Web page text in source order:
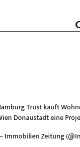
Trust kauft
Donaustadt eine
Immobilien Zeitung